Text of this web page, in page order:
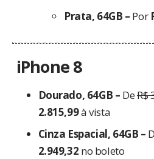
Prata, 64GB – Por
iPhone 8
Dourado, 64GB – DeR$
2.815,99à vista
Cinza Espacial, 64GB –
2.949,32 no boleto